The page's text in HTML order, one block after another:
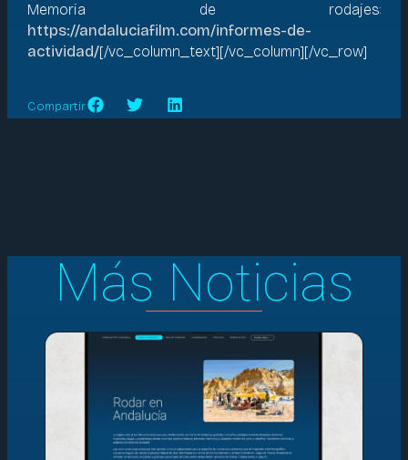
Memoria de rodajes:
https://andaluciafilm.com/informes-de-
actividad/[/vc_column_text][/vc_column][/vc_row]
Compartir
Más Noticias